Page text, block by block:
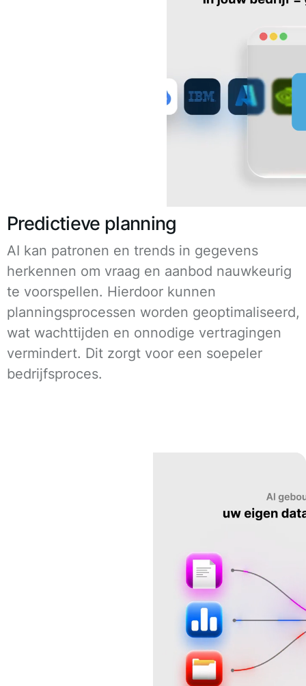
Predictieve planning
AI kan patronen en trends in gegevens
herkennen om vraag en aanbod nauwkeurig
te voorspellen. Hierdoor kunnen
planningsprocessen worden geoptimaliseerd,
wat wachttijden en onnodige vertragingen
vermindert. Dit zorgt voor een soepeler
bedrijfsproces.